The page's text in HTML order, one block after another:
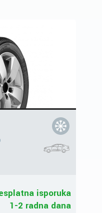
isporuka
1-2 radna dana